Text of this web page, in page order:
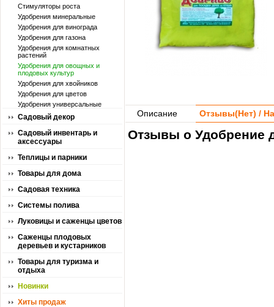
Стимуляторы роста
Удобpения минеральные
Удобрения для винограда
Удобрения для газона
Удобрения для комнатных
растений
Удобрения для овощных и
плодовых культур
Удобрения для хвойников
Удобрения для цветов
Удобрения универсальные
Садовый декор
Садовый инвентарь и
аксессуары
Теплицы и парники
Товары для дома
Садовая техника
Системы полива
Луковицы и саженцы цветов
Саженцы плодовых
деревьев и кустарников
Товары для туризма и
отдыха
Новинки
Хиты продаж
Описание Отзывы(Нет) /
Отзывы о Удобрение